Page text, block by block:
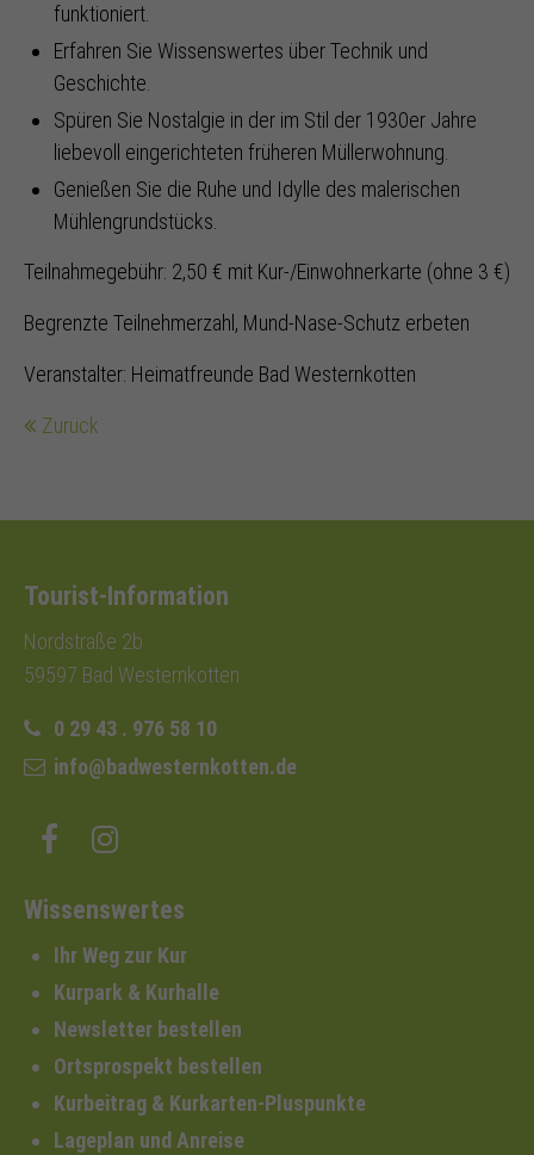
funktioniert.
Erfahren Sie Wissenswertes über Technik und
Geschichte.
Spüren Sie Nostalgie in der im Stil der 1930er Jahre
liebevoll eingerichteten früheren Müllerwohnung.
Genießen Sie die Ruhe und Idylle des malerischen
Mühlengrundstücks.
Teilnahmegebühr: 2,50 € mit Kur-/Einwohnerkarte (ohne 3 €)
Begrenzte Teilnehmerzahl, Mund-Nase-Schutz erbeten
Veranstalter: Heimatfreunde Bad Westernkotten
Zurück
Tourist-Information
Nordstraße 2b
59597 Bad Westernkotten
0 29 43 . 976 58 10
info@badwesternkotten.de
Wissenswertes
Ihr Weg zur Kur
Kurpark & Kurhalle
Newsletter bestellen
Ortsprospekt bestellen
Kurbeitrag & Kurkarten-Pluspunkte
Lageplan und Anreise